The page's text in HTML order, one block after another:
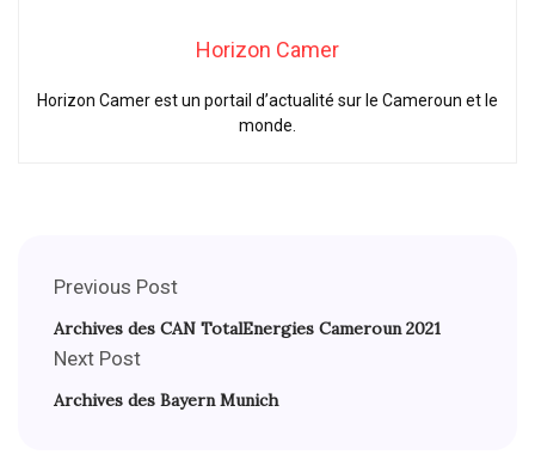
Horizon Camer
Horizon Camer est un portail d’actualité sur le Cameroun et le
monde.
Previous Post
Archives des CAN TotalEnergies Cameroun 2021
Next Post
Archives des Bayern Munich